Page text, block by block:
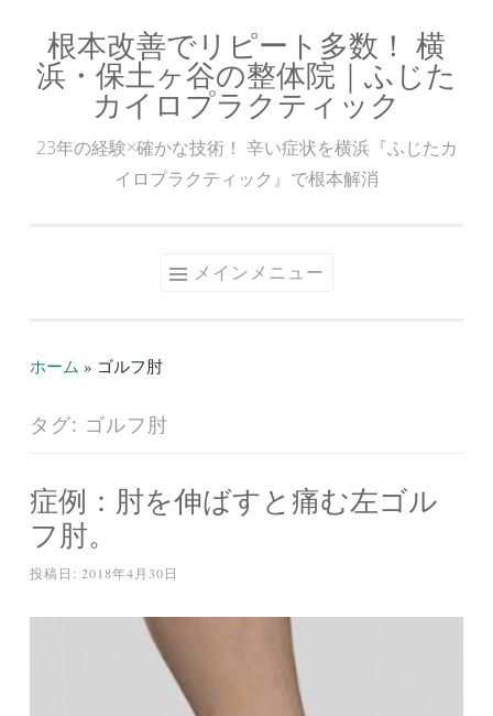
ン
根本改善でリピート多数！ 横
浜・保土ヶ谷の整体院｜ふじた
カイロプラクティック
23年の経験×確かな技術！ 辛い症状を横浜『ふじたカ
イロプラクティック』で根本解消
メインメニュー
ホーム » ゴルフ肘
タグ: ゴルフ肘
症例：肘を伸ばすと痛む左ゴル
フ肘。
投稿日: 2018年4月30日